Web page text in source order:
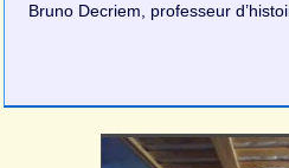
Bruno Decriem, professeur